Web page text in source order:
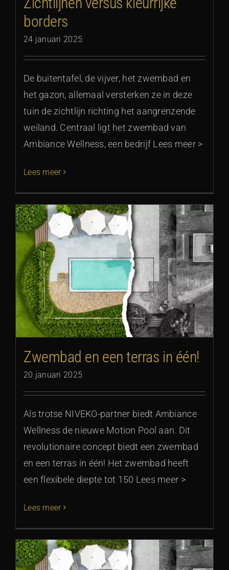
borders
24 januari 2025
De buitentafel, de vijver, het zwembad en
het gazon, allemaal versterken ze in deze
tuin de zichtlijn richting het aangrenzende
weiland. Centraal ligt het zwembad van
Ambiance Wellness, een bedrijf Lees meer >
Lees meer
Zwembad en een terras in één!
20 januari 2025
Als trotse NIVEKO-partner biedt Ambiance
Wellness de nieuwe Motion Pool aan. Dit
revolutionaire concept biedt een zwembad
en een terras in één! Het zwembad heeft
een flexibele diepte tot 150 Lees meer >
Lees meer